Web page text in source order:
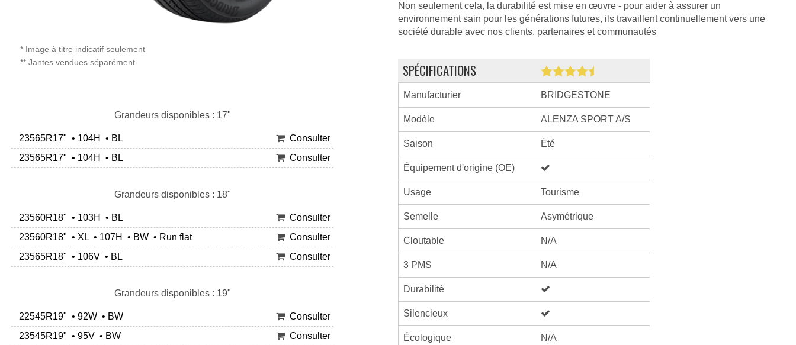
* Image à titre indicatif seulement
** Jantes vendues séparément
Grandeurs disponibles : 17"
23565R17" • 104H • BL
Consulter
23565R17" • 104H • BL
Consulter
Grandeurs disponibles : 18"
23560R18" • 103H • BL
Consulter
23560R18" • XL • 107H • BW • Run flat
Consulter
23565R18" • 106V • BL
Consulter
Grandeurs disponibles : 19"
22545R19" • 92W • BW
Consulter
23545R19" • 95V • BW
Consulter
Non seulement cela, la durabilité est mise en œuvre - pour aider à assurer un
environnement sain pour les générations futures, ils travaillent continuellement vers une
société durable avec nos clients, partenaires et communautés
SPÉCIFICATIONS
Manufacturier BRIDGESTONE
Modèle ALENZA SPORT A/S
Saison Été
Équipement d'origine (OE)
Usage Tourisme
Semelle Asymétrique
Cloutable N/A
3 PMS N/A
Durabilité
Silencieux
Écologique N/A